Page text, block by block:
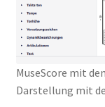
MuseScore mit
Darstellung mit